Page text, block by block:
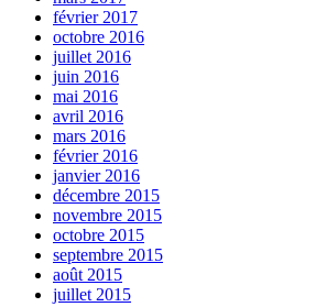
février 2017
octobre 2016
juillet 2016
juin 2016
mai 2016
avril 2016
mars 2016
février 2016
janvier 2016
décembre 2015
novembre 2015
octobre 2015
septembre 2015
août 2015
juillet 2015